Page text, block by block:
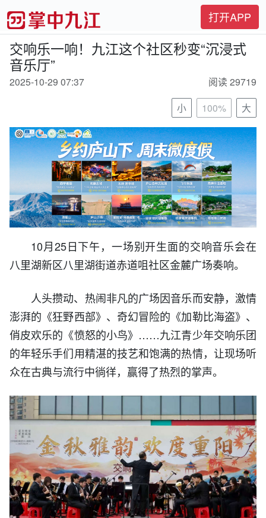
打开APP
交响乐一响！九江这个社区秒变“沉浸式
音乐厅”
2025-10-29 07:37
阅读 29719
小
100% 大
10月25日下午，一场别开生面的交响音乐会在
八里湖新区八里湖街道赤道咀社区金麓广场奏响。
人头攒动、热闹非凡的广场因音乐而安静，激情
澎湃的《狂野西部》、奇幻冒险的《加勒比海盗》、
俏皮欢乐的《愤怒的小鸟》……九江青少年交响乐团
的年轻乐手们用精湛的技艺和饱满的热情，让现场听
众在古典与流行中徜徉，赢得了热烈的掌声。